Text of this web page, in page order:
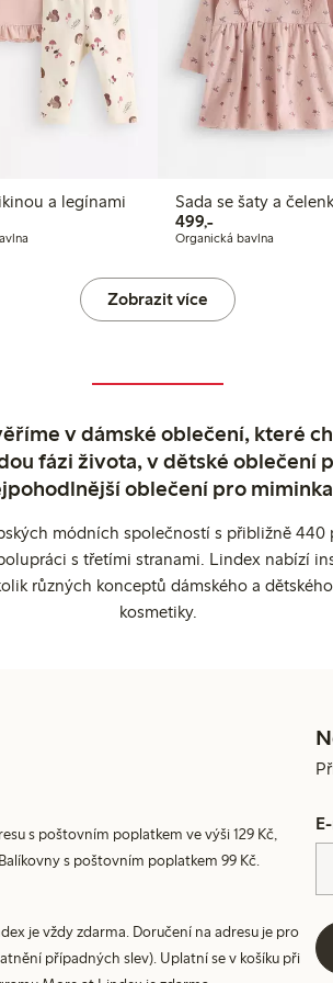
a legínami
Kč
Sada se šaty a
499,-499,00 Kč
Organická bavlna
Zobrazit více
v dámské oblečení, které
fázi života, v dětské oblečení
oblečení pro
módních společností s přibližně 440
s třetími stranami. Lindex nabízí
různých konceptů dámského a
kosmetiky.
s poštovním poplatkem ve výši 129 Kč,
s poštovním poplatkem 99 Kč.
je vždy zdarma. Doručení na adresu je pro
případných slev). Uplatní se v košíku při